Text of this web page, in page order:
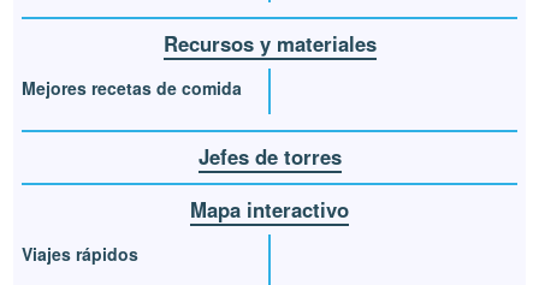
Recursos y materiales
Mejores recetas de comida
Jefes de torres
Mapa interactivo
Viajes rápidos